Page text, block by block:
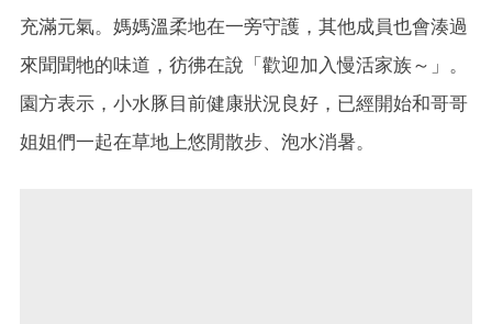
充滿元氣。媽媽溫柔地在一旁守護，其他成員也會湊過
來聞聞牠的味道，彷彿在說「歡迎加入慢活家族～」。
園方表示，小水豚目前健康狀況良好，已經開始和哥哥
姐姐們一起在草地上悠閒散步、泡水消暑。